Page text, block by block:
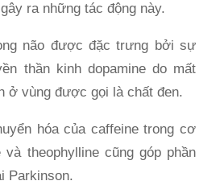
ra những tác động này.
não được đặc trưng bởi sự
thần kinh dopamine do mất
ở vùng được gọi là chất đen.
hóa của caffeine trong cơ
và theophylline cũng góp phần
Parkinson.